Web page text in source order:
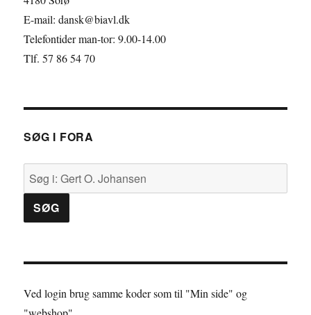
n
r
E-mail: dansk@biavl.dk
Telefontider man-tor: 9.00-14.00
Tlf. 57 86 54 70
SØG I FORA
Ved login brug samme koder som til "Min side" og